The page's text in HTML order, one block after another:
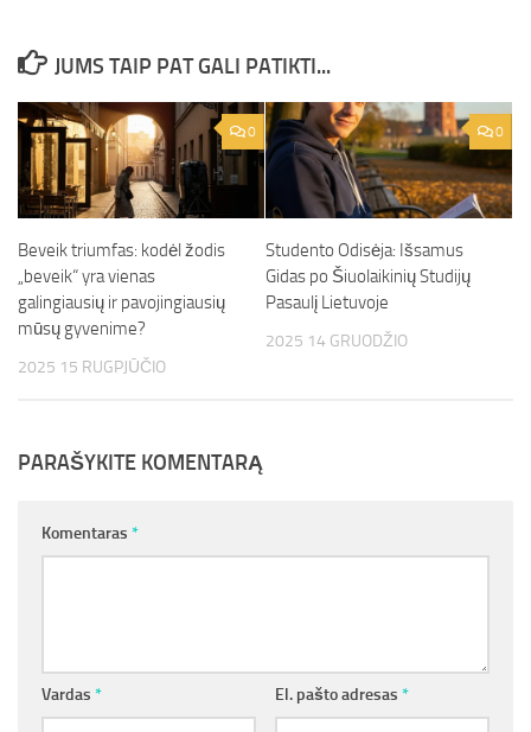
JUMS TAIP PAT GALI PATIKTI...
0
Beveik triumfas: kodėl žodis
„beveik“ yra vienas
galingiausių ir pavojingiausių
mūsų gyvenime?
2025 15 RUGPJŪČIO
0
Studento Odisėja: Išsamus
Gidas po Šiuolaikinių Studijų
Pasaulį Lietuvoje
2025 14 GRUODŽIO
PARAŠYKITE KOMENTARĄ
Komentaras *
Vardas * El. pašto adresas *